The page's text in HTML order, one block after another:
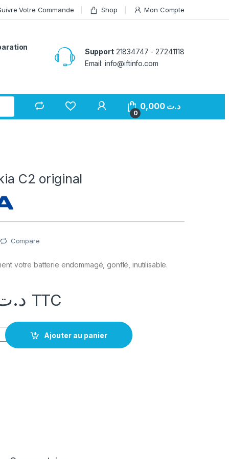
Votre Commande Shop Mon Compte
Support21834747 - 27241118
Email: info@iftinfo.com
0
د.ت 0,000
C2 original
Compare
votre batterie endommagé, gonflé, inutilisable.
TTC
C2 original
Ajouter au panier